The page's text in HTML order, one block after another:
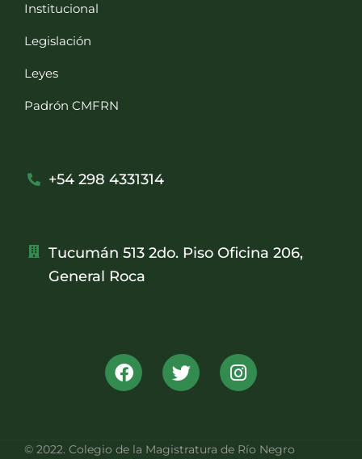
Institucional
Legislación
Leyes
Padrón CMFRN
+54 298 4331314
Tucumán 513 2do. Piso Oficina 206,
General Roca
© 2022. Colegio de la Magistratura de Río Negro